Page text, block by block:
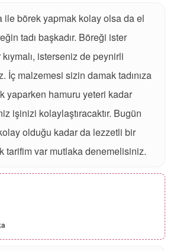
ile börek yapmak kolay olsa da el
tadı başkadır. Böreği ister
isterseniz de peynirli
İç malzemesi sizin damak tadınıza
yaparken hamuru yeteri kadar
işinizi kolaylaştıracaktır. Bugün
olduğu kadar da lezzetli bir
tarifim var mutlaka denemelisiniz.